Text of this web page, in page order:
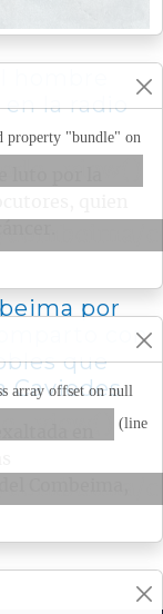
property "bundle" on
array offset on null
(line
hombre
en la radio
luto por la
quien
por
con
que
Caviedes
en
Combeima,